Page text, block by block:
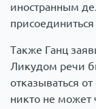
иностранным
Также Ганц
Ликудом речи
отказываться
никто не может